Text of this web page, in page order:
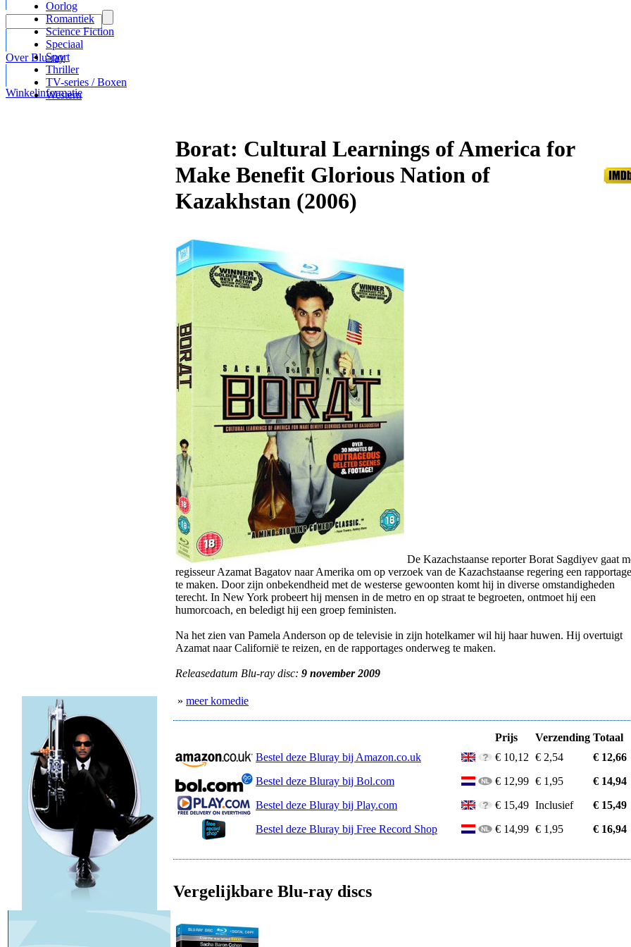
Over Blu-ray
Winkelinformatie
Oorlog
Romantiek
Science Fiction
Speciaal
Sport
Thriller
TV-series / Boxen
Western
Borat: Cultural Learnings of America for
Make Benefit Glorious Nation of
Kazakhstan (2006)
De Kazachstaanse reporter Borat Sagdiyev gaat
regisseur Azamat Bagatov naar Amerika om op verzoek van de Kazachstaanse regering een rapportage
te maken. Door zijn onbekendheid met de westerse gewoonten komt hij in diverse omstandigheden
terecht. In New York probeert hij mensen in de metro en op straat te begroeten, ontmoet hij een
humorcoach, en beledigt hij een groep feministen.
Na het zien van Pamela Anderson op de televisie in zijn hotelkamer wil hij haar huwen. Hij overtuigt
Azamat naar Californië te reizen, en de rapportages onderweg te maken.
Releasedatum Blu-ray disc: 9 november 2009
» meer komedie
Prijs Verzending Totaal
Bestel deze Bluray bij Amazon.co.uk
€ 10,12 € 2,54
€ 12,66
Bestel deze Bluray bij Bol.com
€ 12,99 € 1,95
€ 14,94
Bestel deze Bluray bij Play.com
€ 15,49 Inclusief
€ 15,49
Bestel deze Bluray bij Free Record Shop
€ 14,99 € 1,95 € 16,94
Vergelijkbare Blu-ray discs